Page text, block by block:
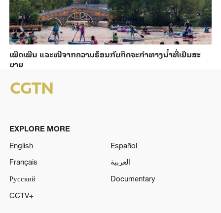
ເພີດ​ເພີນ ແລະ​ໜີ​ຈາກ​ຄວາມ​ຮ້ອນ​ກັບ​ກິດ​ຈະ​ກຳ​ທາງ​ນ້ຳ​​ທີ່​ເຢັນ​ສະ​
ບາຍ
EXPLORE MORE
English
Español
Français
العربية
Русский
Documentary
CCTV+